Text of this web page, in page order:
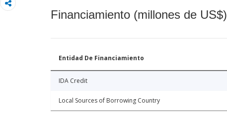
Financiamiento (millones de US$)
Entidad De Financiamiento
IDA Credit
Local Sources of Borrowing Country